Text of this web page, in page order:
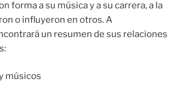
forma a su música y a su carrera, a la
o influyeron en otros. A
un resumen de sus relaciones
músicos